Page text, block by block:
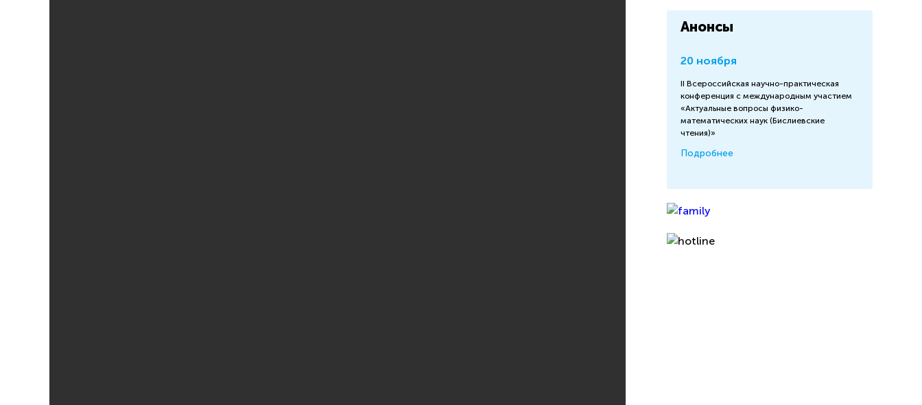
Анонсы
20 ноября
II Всероссийская научно-практическая
конференция с международным участием
«Актуальные вопросы физико-
математических наук (Бислиевские
чтения)»
Подробнее